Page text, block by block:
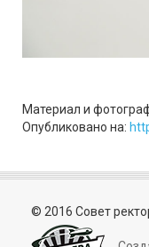
Материал и
Опубликовано на:
© 2016 Совет